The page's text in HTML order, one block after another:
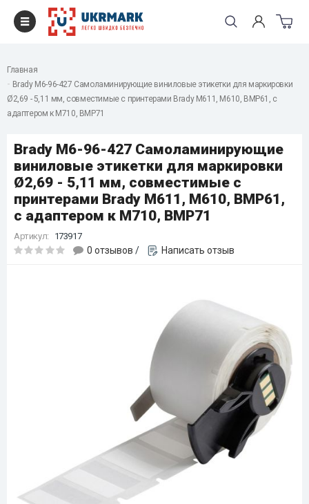
Главная
Brady M6-96-427 Самоламинирующие виниловые этикетки для маркировки
Ø2,69 - 5,11 мм, совместимые с принтерами Brady М611, М610, ВМР61, c
адаптером к М710, ВМР71
Brady M6-96-427 Самоламинирующие
виниловые этикетки для маркировки
Ø2,69 - 5,11 мм, совместимые с
принтерами Brady М611, М610, ВМР61,
c адаптером к М710, ВМР71
Артикул: 173917
0 отзывов / Написать отзыв